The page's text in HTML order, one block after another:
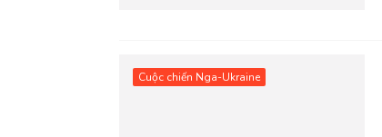
Cuộc chiến Nga-Ukraine